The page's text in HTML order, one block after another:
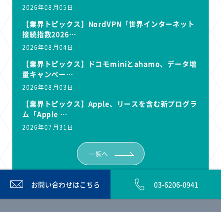
2026年08月05日
【業界トピックス】NordVPN「世界インターネット
接続指数2026…
2026年08月04日
【業界トピックス】ドコモminiとahamo、データ増
量キャンペー…
2026年08月03日
【業界トピックス】Apple、リースを含む新プログラ
ム「Apple …
2026年07月31日
一覧へ
お問い合わせはこちら 03-6206-0941